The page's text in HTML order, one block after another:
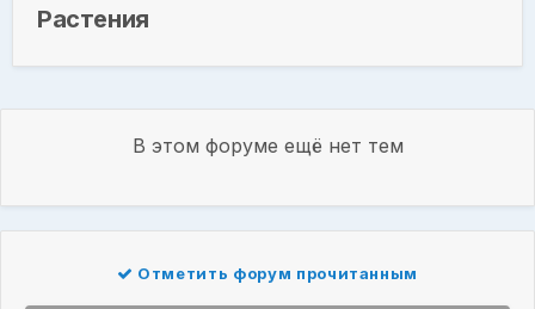
Растения
В этом форуме ещё нет тем
Отметить форум прочитанным